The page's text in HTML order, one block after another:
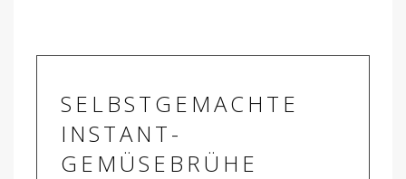
SELBSTGEMACHTE
INSTANT-
GEMÜSEBRÜHE